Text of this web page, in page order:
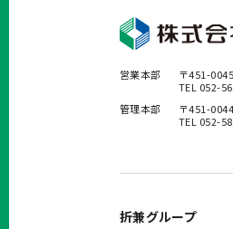
営業本部
〒451-
TEL 052-
管理本部
〒451-
TEL 052-
折兼グループ